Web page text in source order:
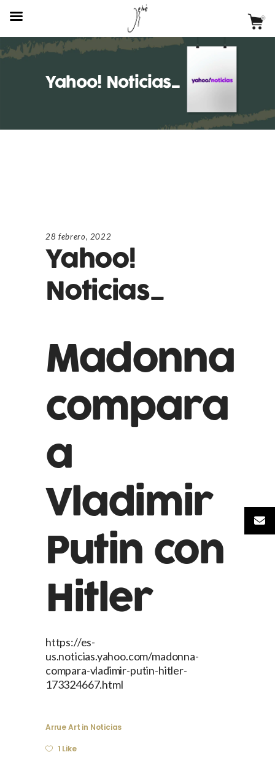
Yahoo! Noticias_
28 febrero, 2022
Yahoo!
Noticias_
Madonna
compara
a
Vladimir
Putin con
Hitler
https://es-
us.noticias.yahoo.com/madonna-
compara-vladimir-putin-hitler-
173324667.html
Arrue Art in Noticias
1 Like